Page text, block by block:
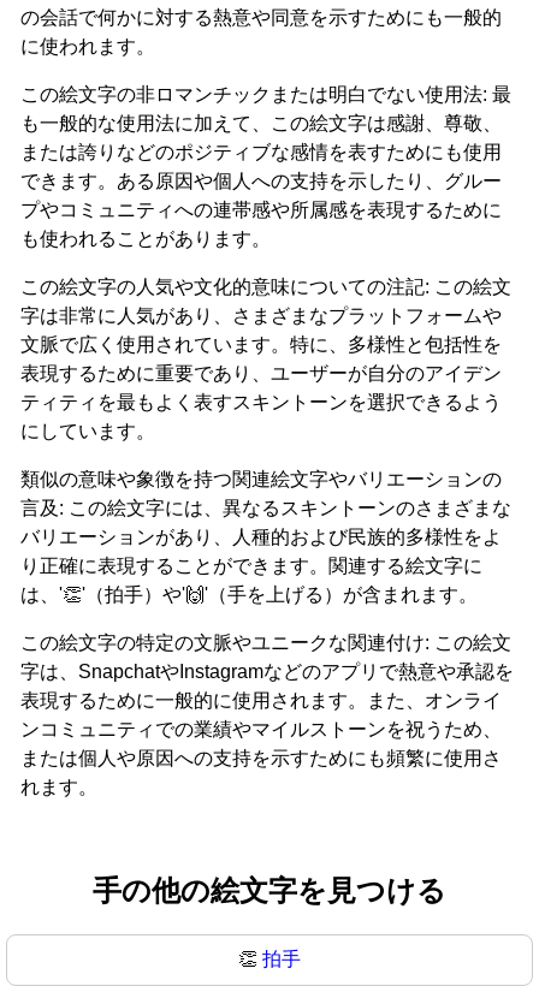
の会話で何かに対する熱意や同意を示すためにも一般的
に使われます。
この絵文字の非ロマンチックまたは明白でない使用法: 最
も一般的な使用法に加えて、この絵文字は感謝、尊敬、
または誇りなどのポジティブな感情を表すためにも使用
できます。ある原因や個人への支持を示したり、グルー
プやコミュニティへの連帯感や所属感を表現するために
も使われることがあります。
この絵文字の人気や文化的意味についての注記: この絵文
字は非常に人気があり、さまざまなプラットフォームや
文脈で広く使用されています。特に、多様性と包括性を
表現するために重要であり、ユーザーが自分のアイデン
ティティを最もよく表すスキントーンを選択できるよう
にしています。
類似の意味や象徴を持つ関連絵文字やバリエーションの
言及: この絵文字には、異なるスキントーンのさまざまな
バリエーションがあり、人種的および民族的多様性をよ
り正確に表現することができます。関連する絵文字に
は、'👏'（拍手）や'🙌'（手を上げる）が含まれます。
この絵文字の特定の文脈やユニークな関連付け: この絵文
字は、SnapchatやInstagramなどのアプリで熱意や承認を
表現するために一般的に使用されます。また、オンライ
ンコミュニティでの業績やマイルストーンを祝うため、
または個人や原因への支持を示すためにも頻繁に使用さ
れます。
手の他の絵文字を見つける
👏 拍手